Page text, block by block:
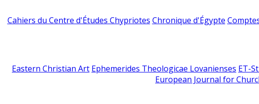
Cahiers du Centre d'Études Chypriotes Chronique d'Égypte
Eastern Christian Art Ephemerides Theologicae Lovanienses ET-
European Journal for